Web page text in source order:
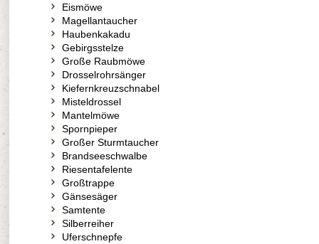
Eismöwe
Magellantaucher
Haubenkakadu
Gebirgsstelze
Große Raubmöwe
Drosselrohrsänger
Kiefernkreuzschnabel
Misteldrossel
Mantelmöwe
Spornpieper
Großer Sturmtaucher
Brandseeschwalbe
Riesentafelente
Großtrappe
Gänsesäger
Samtente
Silberreiher
Uferschnepfe